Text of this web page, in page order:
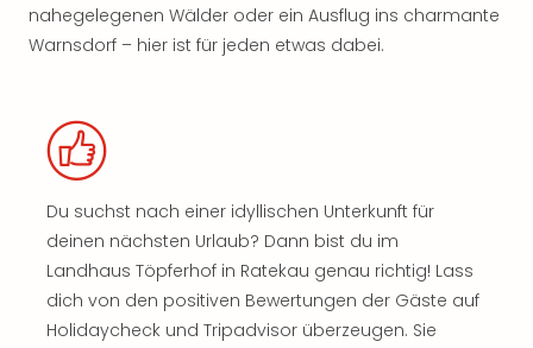
nahegelegenen Wälder oder ein Ausflug ins charmante
Warnsdorf – hier ist für jeden etwas dabei.
Du suchst nach einer idyllischen Unterkunft für
deinen nächsten Urlaub? Dann bist du im
Landhaus Töpferhof in Ratekau genau richtig! Lass
dich von den positiven Bewertungen der Gäste auf
Holidaycheck und Tripadvisor überzeugen. Sie